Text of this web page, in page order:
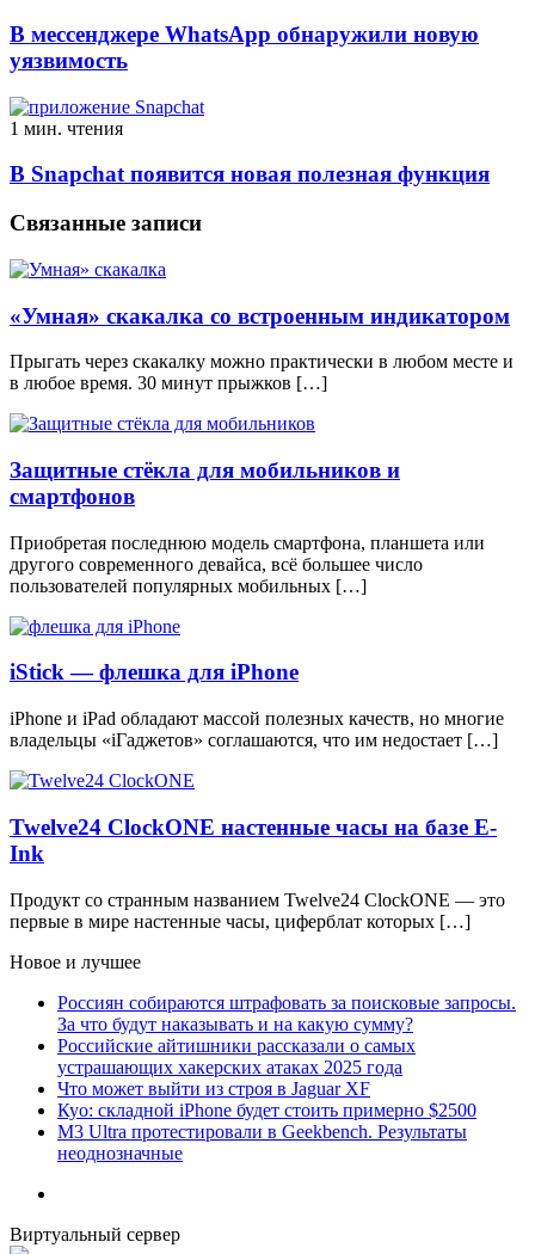
В мессенджере WhatsApp обнаружили новую
уязвимость
1 мин. чтения
В Snapchat появится новая полезная функция
Связанные записи
«Умная» скакалка со встроенным индикатором
Прыгать через скакалку можно практически в любом месте и
в любое время. 30 минут прыжков […]
Защитные стёкла для мобильников и
смартфонов
Приобретая последнюю модель смартфона, планшета или
другого современного девайса, всё большее число
пользователей популярных мобильных […]
iStick — флешка для iPhone
iPhone и iPad обладают массой полезных качеств, но многие
владельцы «iГаджетов» соглашаются, что им недостает […]
Twelve24 ClockONE настенные часы на базе E-
Ink
Продукт со странным названием Twelve24 ClockONE — это
первые в мире настенные часы, циферблат которых […]
Новое и лучшее
Россиян собираются штрафовать за поисковые запросы.
За что будут наказывать и на какую сумму?
Российские айтишники рассказали о самых
устрашающих хакерских атаках 2025 года
Что может выйти из строя в Jaguar XF
Куо: складной iPhone будет стоить примерно $2500
M3 Ultra протестировали в Geekbench. Результаты
неоднозначные
Виртуальный сервер